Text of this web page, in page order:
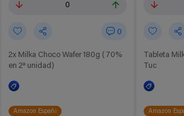
0
0
2x Milka Choco Wafer 180g (70%
en 2ª unidad)
Amazon España
Tableta
Tuc
Amazon